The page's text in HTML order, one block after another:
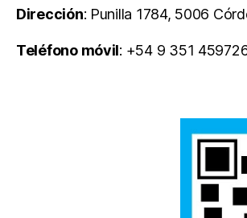
Dirección: Punilla 1784, 5006
Teléfono móvil: +54 9 351